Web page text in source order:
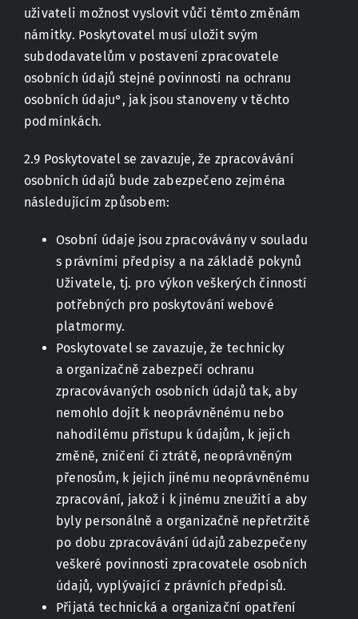
uživateli možnost vyslovit vůči těmto změnám
námitky. Poskytovatel musí uložit svým
subdodavatelům v postavení zpracovatele
osobních údajů stejné povinnosti na ochranu
osobních údaju°, jak jsou stanoveny v těchto
podmínkách.
2.9 Poskytovatel se zavazuje, že zpracovávání
osobních údajů bude zabezpečeno zejména
následujícím způsobem:
Osobní údaje jsou zpracovávány v souladu
s právními předpisy a na základě pokynů
Uživatele, tj. pro výkon veškerých činností
potřebných pro poskytování webové
platmormy.
Poskytovatel se zavazuje, že technicky
a organizačně zabezpečí ochranu
zpracovávaných osobních údajů tak, aby
nemohlo dojít k neoprávněnému nebo
nahodilému přístupu k údajům, k jejich
změně, zničení či ztrátě, neoprávněným
přenosům, k jejich jinému neoprávněnému
zpracování, jakož i k jinému zneužití a aby
byly personálně a organizačně nepřetržitě
po dobu zpracovávání údajů zabezpečeny
veškeré povinnosti zpracovatele osobních
údajů, vyplývající z právních předpisů.
Přijatá technická a organizační opatření